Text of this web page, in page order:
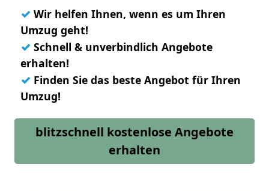
✓ Wir helfen Ihnen, wenn es um Ihren
Umzug geht!
✓ Schnell & unverbindlich Angebote
erhalten!
✓ Finden Sie das beste Angebot für Ihren
Umzug!
blitzschnell kostenlose Angebote
erhalten